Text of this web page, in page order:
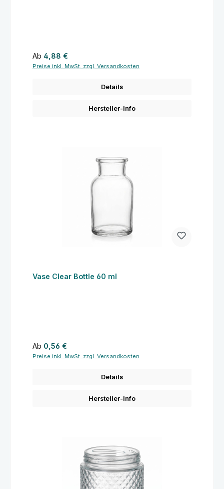
Regulärer Preis:
Ab 4,88 €
Preise inkl. MwSt. zzgl. Versandkosten
Details
Hersteller-Info
Vase Clear Bottle 60 ml
Regulärer Preis:
Ab 0,56 €
Preise inkl. MwSt. zzgl. Versandkosten
Details
Hersteller-Info